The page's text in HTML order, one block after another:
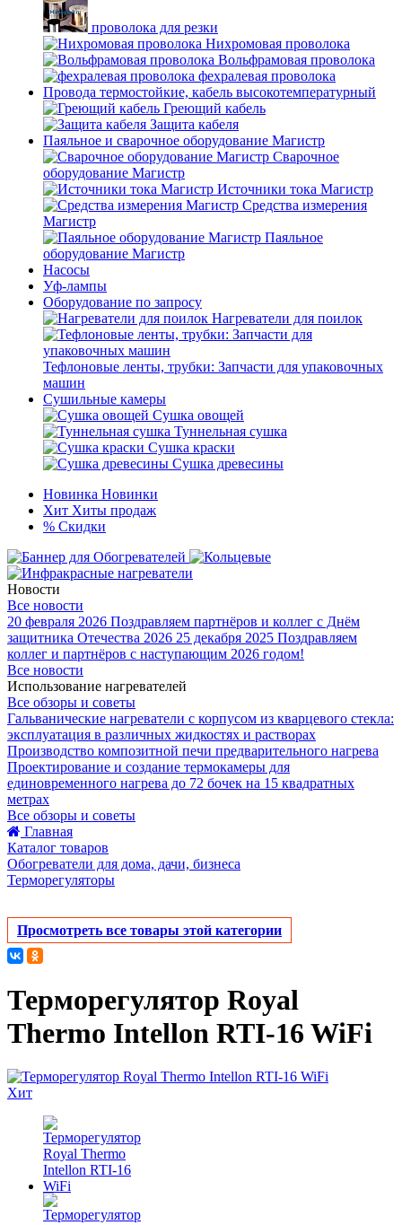
проволока для резки
Нихромовая проволока
Вольфрамовая проволока
фехралевая проволока
Провода термостойкие, кабель высокотемпературный
Греющий кабель
Защита кабеля
Паяльное и сварочное оборудование Магистр
Сварочное
оборудование Магистр
Источники тока Магистр
Средства измерения
Магистр
Паяльное
оборудование Магистр
Насосы
Уф-лампы
Оборудование по запросу
Нагреватели для поилок
Тефлоновые ленты, трубки: Запчасти для упаковочных
машин
Сушильные камеры
Сушка овощей
Туннельная сушка
Сушка краски
Сушка древесины
Новинка Новинки
Хит Хиты продаж
% Скидки
Новости
Все новости
20 февраля 2026 Поздравляем партнёров и коллег с Днём
защитника Отечества 2026 25 декабря 2025 Поздравляем
коллег и партнёров с наступающим 2026 годом!
Все новости
Использование нагревателей
Все обзоры и советы
Гальванические нагреватели с корпусом из кварцевого стекла:
эксплуатация в различных жидкостях и растворах
Производство композитной печи предварительного нагрева
Проектирование и создание термокамеры для
единовременного нагрева до 72 бочек на 15 квадратных
метрах
Все обзоры и советы
Главная
Каталог товаров
Обогреватели для дома, дачи, бизнеса
Терморегуляторы
Просмотреть все товары этой категории
Терморегулятор Royal
Thermo Intellon RTI-16 WiFi
Хит